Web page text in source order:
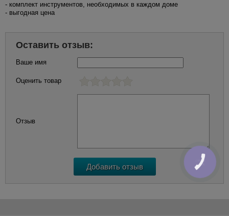
- комплект инструментов, необходимых в каждом доме
- выгодная цена
Оставить отзыв:
Ваше имя
Оценить товар
Отзыв
КНОПКА
ЗВ'ЯЗКУ